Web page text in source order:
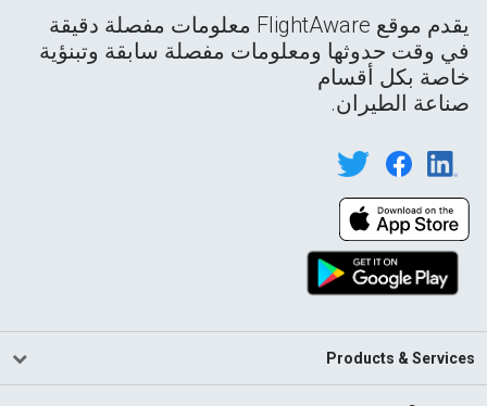
يقدم موقع FlightAware معلومات مفصلة دقيقة
في وقت حدوثها ومعلومات مفصلة سابقة وتبنؤية
خاصة بكل أقسام
صناعة الطيران.
Products & Services